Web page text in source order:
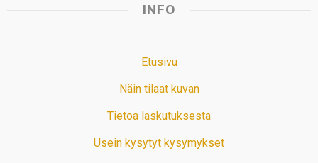
INFO
Etusivu
Näin tilaat kuvan
Tietoa laskutuksesta
Usein kysytyt kysymykset